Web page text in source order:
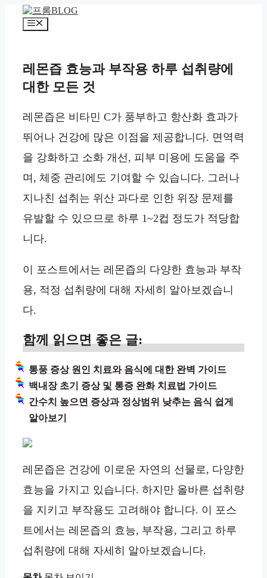
메
레몬즙 효능과 부작용 하루 섭취량에
대한 모든 것
레몬즙은 비타민 C가 풍부하고 항산화 효과가
뛰어나 건강에 많은 이점을 제공합니다. 면역력
을 강화하고 소화 개선, 피부 미용에 도움을 주
며, 체중 관리에도 기여할 수 있습니다. 그러나
지나친 섭취는 위산 과다로 인한 위장 문제를
유발할 수 있으므로 하루 1~2컵 정도가 적당합
니다.
이 포스트에서는 레몬즙의 다양한 효능과 부작
용, 적정 섭취량에 대해 자세히 알아보겠습니
다.
함께 읽으면 좋은 글:
통풍 증상 원인 치료와 음식에 대한 완벽 가이드
백내장 초기 증상 및 통증 완화 치료법 가이드
간수치 높으면 증상과 정상범위 낮추는 음식 쉽게
알아보기
레몬즙은 건강에 이로운 자연의 선물로, 다양한
효능을 가지고 있습니다. 하지만 올바른 섭취량
을 지키고 부작용도 고려해야 합니다. 이 포스
트에서는 레몬즙의 효능, 부작용, 그리고 하루
섭취량에 대해 자세히 알아보겠습니다.